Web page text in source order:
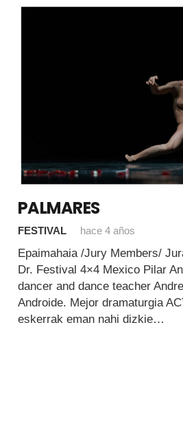
PALMARES
FESTIVAL hace 4 años
Epaimahaia /Jury Members/
Dr. Festival 4×4 Mexico Pilar
dancer and dance teacher
Androide. Mejor dramaturgia
eskerrak eman nahi dizkie…